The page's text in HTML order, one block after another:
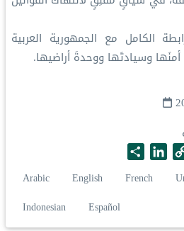
الكامل مع الجمهورية العربية
وسيادتَها ووحدةَ أراضيها.
C
L
i
n
h
a
Arabic English French
Indonesian
Español